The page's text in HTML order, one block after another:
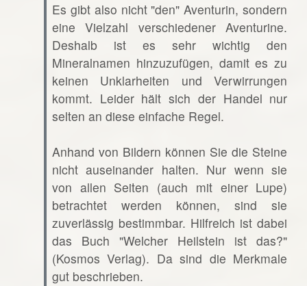
Es gibt also nicht "den" Aventurin, sondern
eine Vielzahl verschiedener Aventurine.
Deshalb ist es sehr wichtig den
Mineralnamen hinzuzufügen, damit es zu
keinen Unklarheiten und Verwirrungen
kommt. Leider hält sich der Handel nur
selten an diese einfache Regel.
Anhand von Bildern können Sie die Steine
nicht auseinander halten. Nur wenn sie
von allen Seiten (auch mit einer Lupe)
betrachtet werden können, sind sie
zuverlässig bestimmbar. Hilfreich ist dabei
das Buch "Welcher Heilstein ist das?"
(Kosmos Verlag). Da sind die Merkmale
gut beschrieben.